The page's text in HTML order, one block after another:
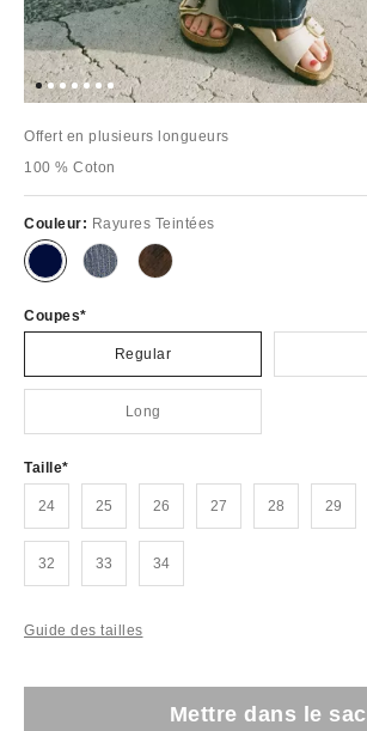
Offert en plusieurs longueurs
100 % Coton
Couleur: Rayures Teintées
Coupes
Regular
Long
Taille
24 25 26 27 28 29
32 33 34
Guide des tailles
Mettre dans le sac